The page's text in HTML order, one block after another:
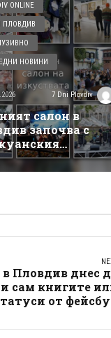
ONLINE
НОВИНИ
7 Dni Plovdiv
салон в
започва с
на Деян
Пловдив днес
сам книгите
от